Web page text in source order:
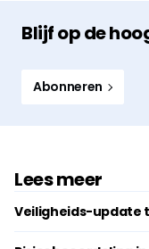
Blijf op de
Abonneren
Lees meer
Veiligheids-update